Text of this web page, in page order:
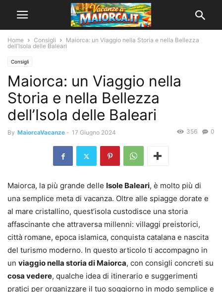
Home Consigli
Maiorca: un Viaggio nella Storia e nella Bellezza
dell’Isola delle Baleari
Consigli
Maiorca: un Viaggio nella
Storia e nella Bellezza
dell’Isola delle Baleari
By MaiorcaVacanze - 17 Giugno 2024 0
356
Maiorca, la più grande delle Isole Baleari, è molto più di
una semplice meta di vacanza. Oltre alle spiagge dorate e
al mare cristallino, quest’isola custodisce una storia
affascinante che attraversa millenni: villaggi preistorici,
città romane, epoca islamica, conquista catalana e nascita
del turismo moderno. In questo articolo ti accompagno in
un viaggio nella storia di Maiorca, con consigli concreti su
cosa vedere, qualche idea di itinerario e suggerimenti
pratici per organizzare il tuo soggiorno in modo semplice e